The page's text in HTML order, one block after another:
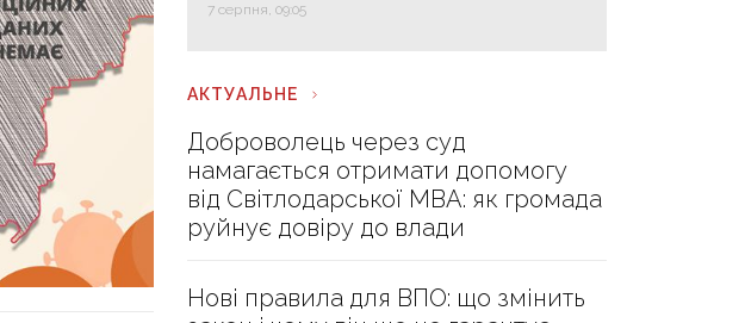
7 серпня, 09:05
АКТУАЛЬНЕ
Доброволець через суд
намагається отримати допомогу
від Світлодарської МВА: як громада
руйнує довіру до влади
Нові правила для ВПО: що змінить